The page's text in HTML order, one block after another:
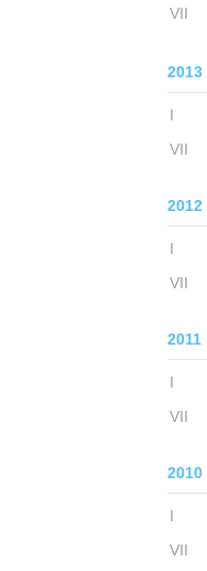
VII
2013
I
VII
2012
I
VII
2011
I
VII
2010
I
VII